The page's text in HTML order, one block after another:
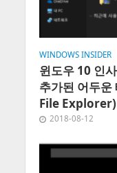
WINDOWS INSIDER
윈도우 10 인
추가된 어두
File Explorer)
2018-08-12